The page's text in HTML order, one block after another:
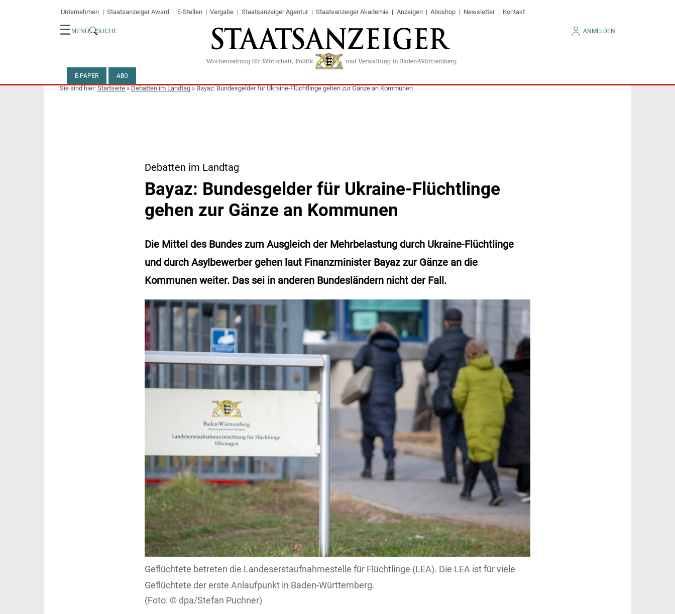
Unternehmen Staatsanzeiger Award E-Stellen Vergabe Staatsanzeiger Agentur Staatsanzeiger Akademie Anzeigen Aboshop Newsletter Kontakt
☰ MENÜ SUCHE ANMELDEN
E-PAPER ABO
Startseite»Debatten im Landtag»Bayaz: Bundesgelder für Ukraine-Flüchtlinge gehen zur Gänze an Kommunen
Debatten im Landtag
Bayaz: Bundesgelder für Ukraine-Flüchtlinge
gehen zur Gänze an Kommunen
Die Mittel des Bundes zum Ausgleich der Mehrbelastung durch Ukraine-Flüchtlinge
und durch Asylbewerber gehen laut Finanzminister Bayaz zur Gänze an die
Kommunen weiter. Das sei in anderen Bundesländern nicht der Fall.
Geflüchtete betreten die Landeserstaufnahmestelle für Flüchtlinge (LEA). Die LEA ist für viele
Geflüchtete der erste Anlaufpunkt in Baden-Württemberg.
dpa/Stefan Puchner)